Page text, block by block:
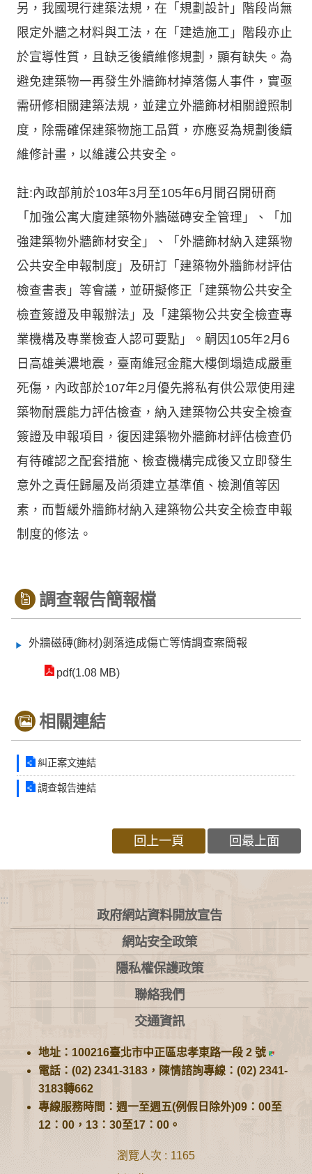
另，我國現行建築法規，在「規劃設計」階段尚無
限定外牆之材料與工法，在「建造施工」階段亦止
於宣導性質，且缺乏後續維修規劃，顯有缺失。為
避免建築物一再發生外牆飾材掉落傷人事件，實亟
需研修相關建築法規，並建立外牆飾材相關證照制
度，除需確保建築物施工品質，亦應妥為規劃後續
維修計畫，以維護公共安全。
註:內政部前於103年3月至105年6月間召開研商
「加強公寓大廈建築物外牆磁磚安全管理」、「加
強建築物外牆飾材安全」、「外牆飾材納入建築物
公共安全申報制度」及研訂「建築物外牆飾材評估
檢查書表」等會議，並研擬修正「建築物公共安全
檢查簽證及申報辦法」及「建築物公共安全檢查專
業機構及專業檢查人認可要點」。嗣因105年2月6
日高雄美濃地震，臺南維冠金龍大樓倒塌造成嚴重
死傷，內政部於107年2月優先將私有供公眾使用建
築物耐震能力評估檢查，納入建築物公共安全檢查
簽證及申報項目，復因建築物外牆飾材評估檢查仍
有待確認之配套措施、檢查機構完成後又立即發生
意外之責任歸屬及尚須建立基準值、檢測值等因
素，而暫緩外牆飾材納入建築物公共安全檢查申報
制度的修法。
調查報告簡報檔
外牆磁磚(飾材)剝落造成傷亡等情調查案簡報
pdf(1.08 MB)
相關連結
糾正案文連結
調查報告連結
回上一頁 回最上面
:::
政府網站資料開放宣告
網站安全政策
隱私權保護政策
聯絡我們
交通資訊
地址：100216臺北市中正區忠孝東路一段 2 號
電話：(02) 2341-3183，陳情諮詢專線：(02) 2341-
3183轉662
專線服務時間：週一至週五(例假日除外)09：00至
12：00，13：30至17：00。
瀏覽人次
1165